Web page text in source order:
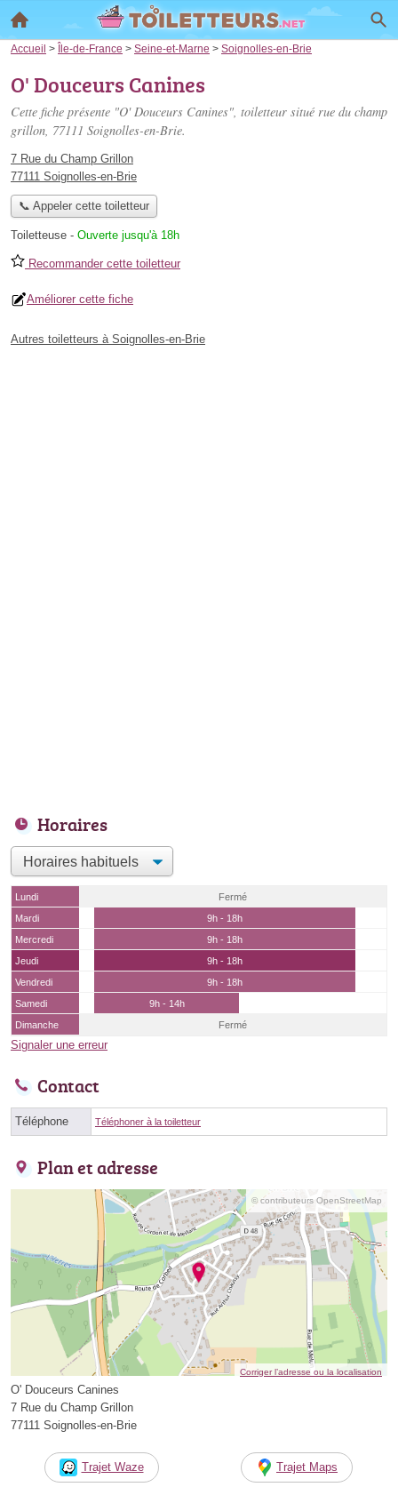
Accueil > Île-de-France > Seine-et-Marne > Soignolles-en-Brie
O' Douceurs Canines
Cette fiche présente "O' Douceurs Canines", toiletteur situé rue du champ
grillon, 77111 Soignolles-en-Brie.
7 Rue du Champ Grillon
77111 Soignolles-en-Brie
📞 Appeler cette toiletteur
Toiletteuse - Ouverte jusqu'à 18h
Recommander cette toiletteur
Améliorer cette fiche
Autres toiletteurs à Soignolles-en-Brie
Horaires
Lundi
Fermé
Mardi
9h - 18h
Mercredi
9h - 18h
Jeudi
9h - 18h
Vendredi
9h - 18h
Samedi
9h - 14h
Dimanche
Fermé
Signaler une erreur
Contact
Téléphone Téléphoner à la toiletteur
Plan et adresse
© contributeurs OpenStreetMap
Corriger l’adresse ou la localisation
O' Douceurs Canines
7 Rue du Champ Grillon
77111 Soignolles-en-Brie
Trajet Waze Trajet Maps